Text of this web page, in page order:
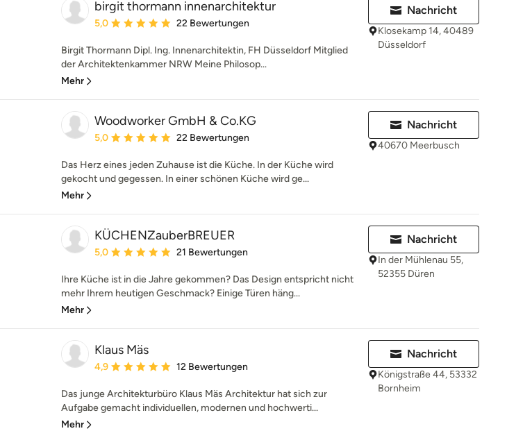
birgit thormann innenarchitektur
Durchschnittliche Bewertung: 5 von 5 Sternen
5,0 22 Bewertungen
Birgit Thormann Dipl. Ing. Innenarchitektin, FH Düsseldorf Mitglied
der Architektenkammer NRW Meine Philosop...
Mehr
Nachricht
Klosekamp 14, 40489
Düsseldorf
Woodworker GmbH & Co.KG
Durchschnittliche Bewertung: 5 von 5 Sternen
5,0 22 Bewertungen
Das Herz eines jeden Zuhause ist die Küche. In der Küche wird
gekocht und gegessen. In einer schönen Küche wird ge...
Mehr
Nachricht
40670 Meerbusch
KÜCHENZauberBREUER
Durchschnittliche Bewertung: 5 von 5 Sternen
5,0 21 Bewertungen
Ihre Küche ist in die Jahre gekommen? Das Design entspricht nicht
mehr Ihrem heutigen Geschmack? Einige Türen häng...
Mehr
Nachricht
In der Mühlenau 55,
52355 Düren
Klaus Mäs
Durchschnittliche Bewertung: 4.9 von 5 Sternen
4,9 12 Bewertungen
Das junge Architekturbüro Klaus Mäs Architektur hat sich zur
Aufgabe gemacht individuellen, modernen und hochwerti...
Mehr
Nachricht
Königstraße 44, 53332
Bornheim